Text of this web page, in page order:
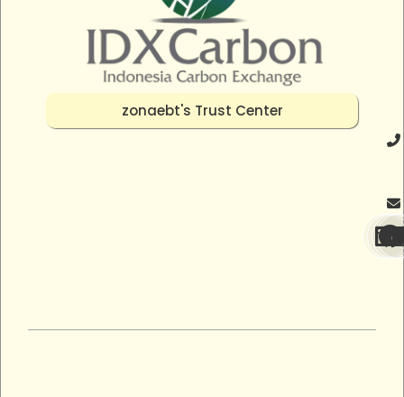
zonaebt's Trust Center